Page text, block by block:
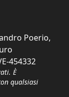
Poerio,
454332
È
qualsiasi